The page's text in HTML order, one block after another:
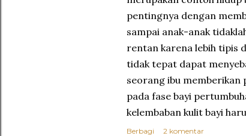
i
n
g
a
n
pentingnya dengan
sampai anak-anak
rentan karena lebih tipis
tidak tepat dapat
seorang ibu memberikan
pada fase bayi
kelembaban kulit bayi
Berbagi 2 komentar